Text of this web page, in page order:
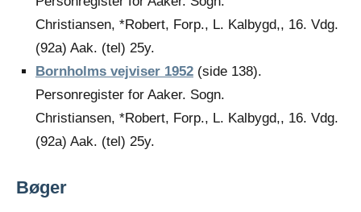
Christiansen, *Robert, Forp., L. Kalbygd,, 16. Vdg.
(92a) Aak. (tel) 25y.
Bornholms vejviser 1952 (side 138).
Personregister for Aaker. Sogn.
Christiansen, *Robert, Forp., L. Kalbygd,, 16. Vdg.
(92a) Aak. (tel) 25y.
Bøger